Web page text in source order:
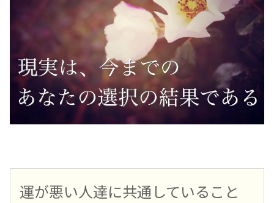
運が悪い人達に共通していること